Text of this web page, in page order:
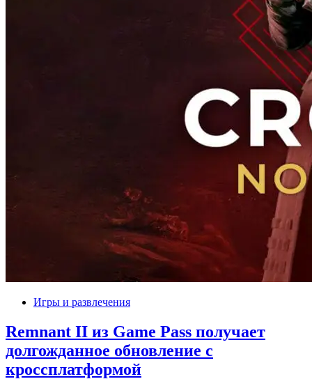
Игры и развлечения
Remnant II из Game Pass получает
долгожданное обновление с
кроссплатформой